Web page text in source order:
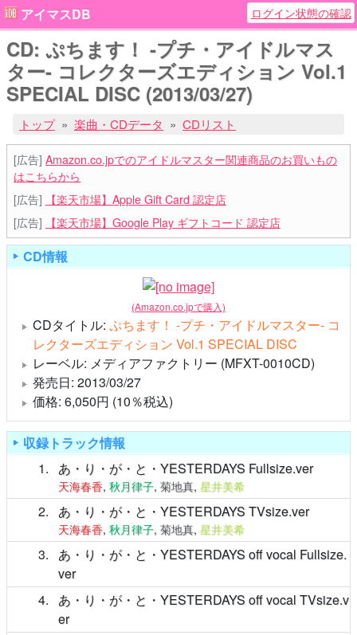
アイマスDB ログイン状態の確認
CD: ぷちます！ -プチ・アイドルマス
ター- コレクターズエディション Vol.1
SPECIAL DISC (2013/03/27)
トップ 楽曲・CDデータ CDリスト
[広告] Amazon.co.jpでのアイドルマスター関連商品のお買いもの
はこちらから
[広告]
【楽天市場】Apple Gift Card 認定店
[広告]
【楽天市場】Google Play ギフトコード 認定店
CD情報
(Amazon.co.jpで購入)
CDタイトル: ぷちます！ -プチ・アイドルマスター- コ
レクターズエディション Vol.1 SPECIAL DISC
レーベル: メディアファクトリー (MFXT-0010CD)
発売日: 2013/03/27
価格: 6,050円 (10％税込)
収録トラック情報
1
あ・り・が・と・YESTERDAYS Fullsize.ver
天海春香, 秋月律子, 菊地真, 星井美希
2 あ・り・が・と・YESTERDAYS TVsize.ver
天海春香, 秋月律子, 菊地真, 星井美希
3
あ・り・が・と・YESTERDAYS off vocal Fullsize.
ver
4
あ・り・が・と・YESTERDAYS off vocal TVsize.v
er